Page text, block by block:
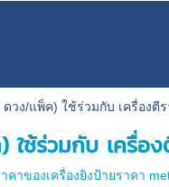
วง/แพ็ค) ใช้ร่วมกับ เครื่องตี
ช้ร่วมกับ เครื่อ
คาของเครื่องยิงป้ายราคา